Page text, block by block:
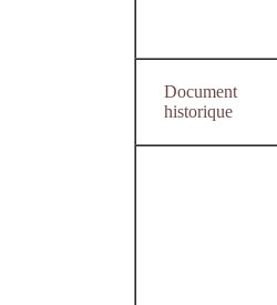
Document
historique